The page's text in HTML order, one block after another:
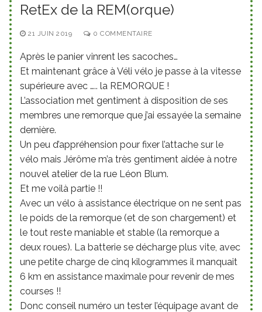
RetEx de la REM(orque)
21 JUIN 2019 0 COMMENTAIRE
Après le panier vinrent les sacoches…
Et maintenant grâce à Véli vélo je passe à la vitesse
supérieure avec ….. la REMORQUE !
L’association met gentiment à disposition de ses
membres une remorque que j’ai essayée la semaine
dernière.
Un peu d’appréhension pour fixer l’attache sur le
vélo mais Jérôme m’a très gentiment aidée à notre
nouvel atelier de la rue Léon Blum.
Et me voilà partie !!
Avec un vélo à assistance électrique on ne sent pas
le poids de la remorque (et de son chargement) et
le tout reste maniable et stable (la remorque a
deux roues). La batterie se décharge plus vite, avec
une petite charge de cinq kilogrammes il manquait
6 km en assistance maximale pour revenir de mes
courses !!
Donc conseil numéro un tester l’équipage avant de